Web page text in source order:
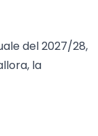
del 2027/28,
la